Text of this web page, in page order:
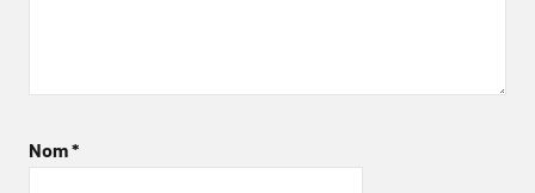
Nom*